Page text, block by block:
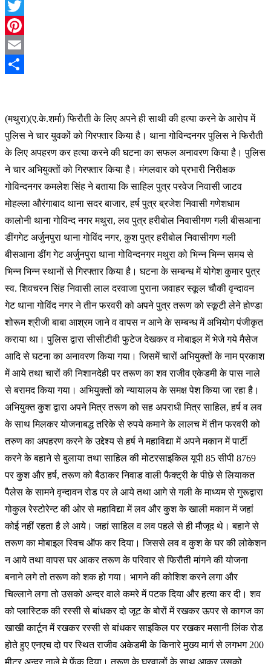
Telegram
Twitter
Pinterest
Email
(मथुरा)(ए.के.शर्मा) फिरौती के लिए अपने ही साथी की हत्या करने के आरोप में
पुलिस ने चार युवकों को गिरफ्तार किया है। थाना गोविन्दनगर पुलिस ने फिरौती
के लिए अपहरण कर हत्या करने की घटना का सफल अनावरण किया है। पुलिस
ने चार अभियुक्तों को गिरफ्तार किया है। मंगलवार को प्रभारी निरीक्षक
गोविन्दनगर कमलेश सिंह ने बताया कि साहिल पुत्र परवेज निवासी जाटव
मोहल्ला औरंगाबाद थाना सदर बाजार, हर्ष पुत्र ब्रजेश निवासी गणेशधाम
कालोनी थाना गोविन्द नगर मथुरा, लव पुत्र हरीबोल निवासीगण गली बीसआना
डींगगेट अर्जुनपुरा थाना गोविंद नगर, कुश पुत्र हरीबोल निवासीगण गली
बीसआना डींग गेट अर्जुनपुरा थाना गोविन्दनगर मथुरा को भिन्न भिन्न समय से
भिन्न भिन्न स्थानों से गिरफ्तार किया है। घटना के सम्बन्ध में योगेश कुमार पुत्र
स्व. शिवचरन सिंह निवासी लाल दरवाजा पुराना जवाहर स्कूल चौकी वृन्दावन
गेट थाना गोविंद नगर ने तीन फरवरी को अपने पुत्र तरूण को स्कूटी लेने होण्डा
शोरूम श्रीजी बाबा आश्रम जाने व वापस न आने के सम्बन्ध में अभियोग पंजीकृत
कराया था। पुलिस द्वारा सीसीटीवी फुटेज देखकर व मोबाइल में भेजे गये मैसेज
आदि से घटना का अनावरण किया गया। जिसमें चारों अभियुक्तों के नाम प्रकाश
में आये तथा चारों की निशानदेही पर तरूण का शव राजीव एकेडमी के पास नाले
से बरामद किया गया। अभियुक्तों को न्यायालय के समक्ष पेश किया जा रहा है।
अभियुक्त कुश द्वारा अपने मित्र तरूण को सह अपराधी मित्र साहिल, हर्ष व लव
के साथ मिलकर योजनाबद्ध तरिके से रुपये कमाने के लालच में तीन फरवरी को
तरुण का अपहरण करने के उद्देश्य से हर्ष ने महाविद्या में अपने मकान में पार्टी
करने के बहाने से बुलाया तथा साहिल की मोटरसाइकिल यूपी 85 सीपी 8769
पर कुश और हर्ष, तरूण को बैठाकर निवाड वाली फैक्ट्री के पीछे से लियाकत
पैलेस के सामने वृन्दावन रोड पर ले आये तथा आगे से गली के माध्यम से गुरूद्वारा
गोकुल रेस्टोरेन्ट की ओर से महाविद्या में लव और कुश के खाली मकान में जहां
कोई नहीं रहता है ले आये। जहां साहिल व लव पहले से ही मौजूद थे। बहाने से
तरूण का मोबाइल स्विच ऑफ कर दिया। जिससे लव व कुश के घर की लोकेशन
न आये तथा वापस घर आकर तरूण के परिवार से फिरौती मांगने की योजना
बनाने लगे तो तरूण को शक हो गया। भागने की कोशिश करने लगा और
चिल्लाने लगा तो उसको अन्दर वाले कमरे में पटक दिया और हत्या कर दी। शव
को प्लास्टिक की रस्सी से बांधकर दो जूट के बोरों में रखकर ऊपर से कागज का
खाखी कार्टून में रखकर रस्सी से बांधकर साइकिल पर रखकर मसानी लिंक रोड
होते हुए एनएच दो पर स्थित राजीव अकेडमी के किनारे मुख्य मार्ग से लगभग 200
मीटर अन्दर नाले मे फेंक दिया। तरूण के घरवालों के साथ आकर उसको